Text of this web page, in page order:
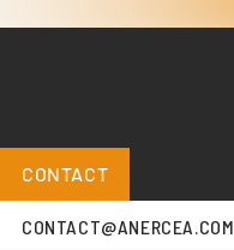
CONTACT
CONTACT@ANERCEA.COM